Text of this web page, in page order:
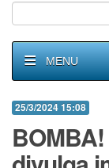
MENU
25/3/2024 15:08